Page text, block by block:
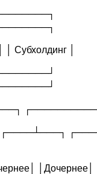
│ Субхолдинг │